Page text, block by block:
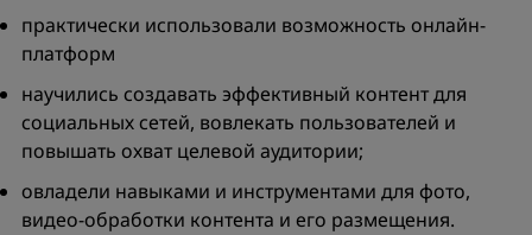
практически использовали возможность онлайн-
платформ
научились создавать эффективный контент для
социальных сетей, вовлекать пользователей и
повышать охват целевой аудитории;
овладели навыками и инструментами для фото,
видео-обработки контента и его размещения.